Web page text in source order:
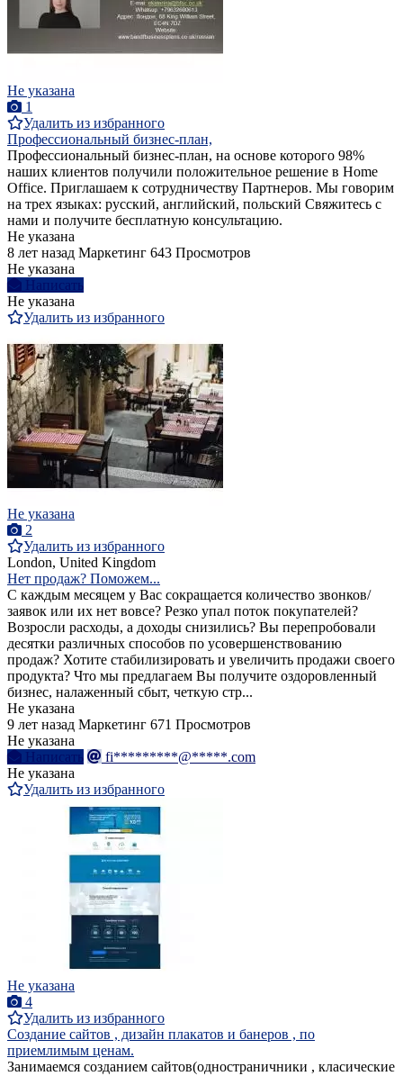
Не указана
1
Удалить из избранного
Профессиональный бизнес-план,
Профессиональный бизнес-план, на основе которого 98%
наших клиентов получили положительное решение в Home
Office. Приглашаем к сотрудничеству Партнеров. Мы говорим
на трех языках: русский, английский, польский Свяжитесь с
нами и получите бесплатную консультацию.
Не указана
8 лет назад Маркетинг 643 Просмотров
Не указана
Написать
Не указана
Удалить из избранного
Не указана
2
Удалить из избранного
London, United Kingdom
Нет продаж? Поможем...
С каждым месяцем у Вас сокращается количество звонков/
заявок или их нет вовсе? Резко упал поток покупателей?
Возросли расходы, а доходы снизились? Вы перепробовали
десятки различных способов по усовершенствованию
продаж? Хотите стабилизировать и увеличить продажи своего
продукта? Что мы предлагаем Вы получите оздоровленный
бизнес, налаженный сбыт, четкую стр...
Не указана
9 лет назад Маркетинг 671 Просмотров
Не указана
Написать
fi*********@*****.com
Не указана
Удалить из избранного
Не указана
4
Удалить из избранного
Создание сайтов , дизайн плакатов и банеров , по
приемлимым ценам.
Занимаемся созданием сайтов(одностраничники , класические